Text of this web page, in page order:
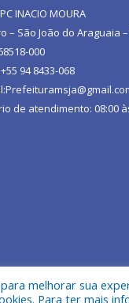
INACIO MOURA
– São João do Araguaia
000
94 8433-068
de atendimento: 08:00
os direitos reservados a
melhorar sua
Para ter mais